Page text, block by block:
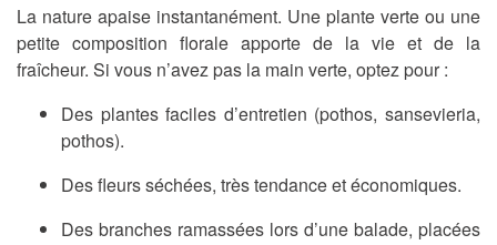
La nature apaise instantanément. Une plante verte ou une
petite composition florale apporte de la vie et de la
fraîcheur. Si vous n’avez pas la main verte, optez pour :
Des plantes faciles d’entretien (pothos, sansevieria,
pothos).
Des fleurs séchées, très tendance et économiques.
Des branches ramassées lors d’une balade, placées